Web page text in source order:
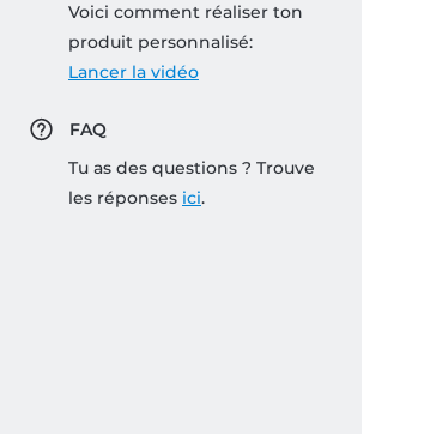
Voici comment réaliser ton
produit personnalisé:
Lancer la vidéo
FAQ
Tu as des questions ? Trouve
les réponses ici.